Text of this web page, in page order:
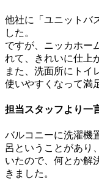
他社に「ユニットバ
した。
ですが、ニッカホー
れて、きれいに仕上
また、洗面所にトイ
使いやすくなって満
担当スタッフより一
バルコニーに洗濯機
呂ということがあり
いたので、何とか解
きました。